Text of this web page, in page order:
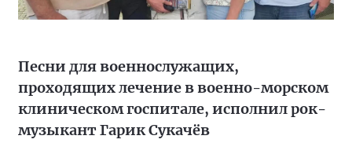
Песни для военнослужащих,
проходящих лечение в военно-морском
клиническом госпитале, исполнил рок-
музыкант Гарик Сукачёв